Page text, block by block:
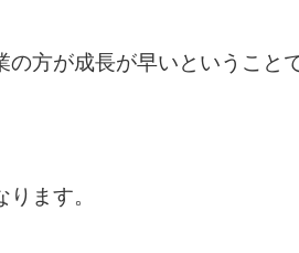
方が成長が早いということで
ます。